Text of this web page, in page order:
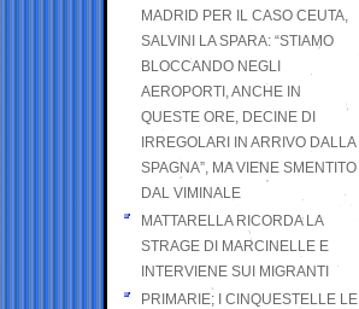
MADRID PER IL CASO CEUTA,
SALVINI LA SPARA: “STIAMO
BLOCCANDO NEGLI
AEROPORTI, ANCHE IN
QUESTE ORE, DECINE DI
IRREGOLARI IN ARRIVO DALLA
SPAGNA”, MA VIENE SMENTITO
DAL VIMINALE
MATTARELLA RICORDA LA
STRAGE DI MARCINELLE E
INTERVIENE SUI MIGRANTI
PRIMARIE; I CINQUESTELLE LE